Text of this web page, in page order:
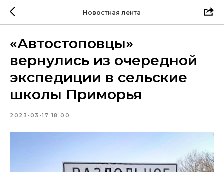
Новостная лента
«Автостоповцы»
вернулись из очередной
экспедиции в сельские
школы Приморья
2023-03-17 18:00